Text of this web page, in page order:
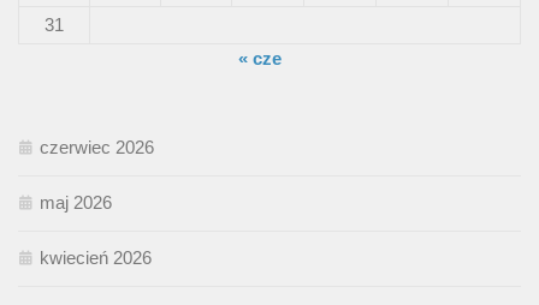
31
« cze
czerwiec 2026
maj 2026
kwiecień 2026